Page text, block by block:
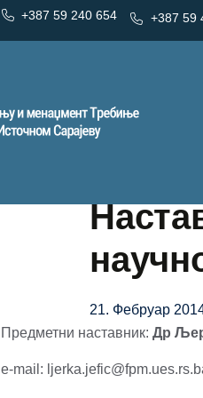
+387 59 240 654 +387 59
21. Фебруар
Предметни наставник: Др
e-mail: